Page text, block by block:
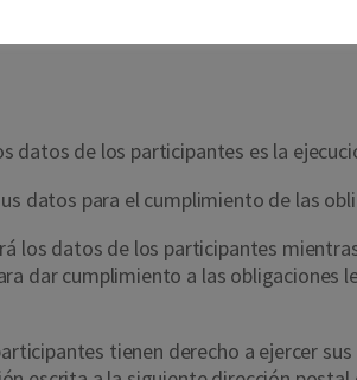
datos de los participantes es la
datos para el cumplimiento de las
los datos de los participantes
dar cumplimiento a las obligaciones
tienen derecho a ejercer